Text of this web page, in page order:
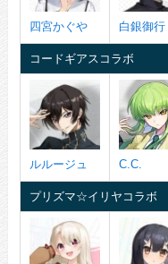
四宮かぐや 白銀御行
コードギアスコラボ
ルルージュ C.C.
プリズマ☆イリヤコラボ